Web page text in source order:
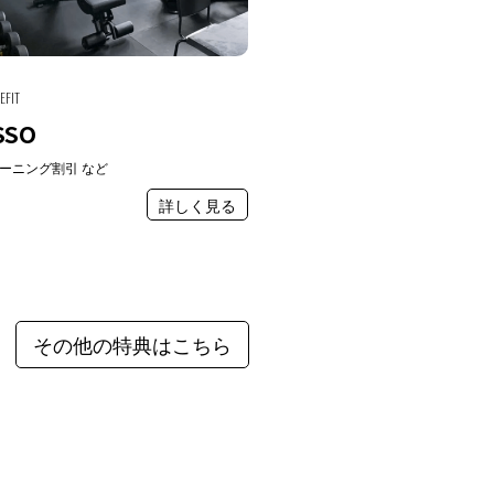
ニング割引 など
詳しく見る
その他の特典はこちら